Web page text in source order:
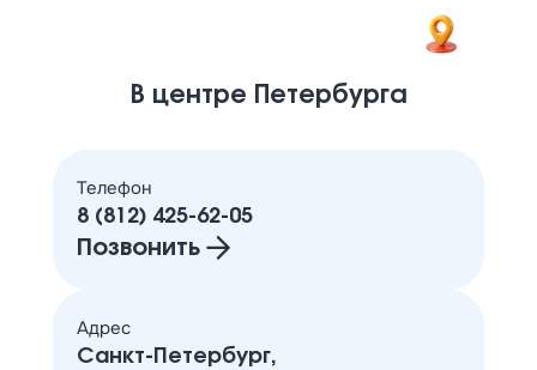
В центре Петербурга
Телефон
8 (812) 425-62-05
Позвонить
Адрес
Санкт-Петербург,